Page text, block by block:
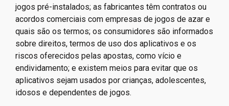
jogos pré-instalados; as fabricantes têm contratos ou
acordos comerciais com empresas de jogos de azar e
quais são os termos; os consumidores são informados
sobre direitos, termos de uso dos aplicativos e os
riscos oferecidos pelas apostas, como vício e
endividamento; e existem meios para evitar que os
aplicativos sejam usados por crianças, adolescentes,
idosos e dependentes de jogos.